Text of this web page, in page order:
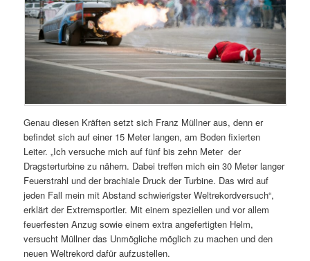
Genau diesen Kräften setzt sich Franz Müllner aus, denn er
befindet sich auf einer 15 Meter langen, am Boden fixierten
Leiter. „Ich versuche mich auf fünf bis zehn Meter der
Dragsterturbine zu nähern. Dabei treffen mich ein 30 Meter langer
Feuerstrahl und der brachiale Druck der Turbine. Das wird auf
jeden Fall mein mit Abstand schwierigster Weltrekordversuch“,
erklärt der Extremsportler. Mit einem speziellen und vor allem
feuerfesten Anzug sowie einem extra angefertigten Helm,
versucht Müllner das Unmögliche möglich zu machen und den
neuen Weltrekord dafür aufzustellen.